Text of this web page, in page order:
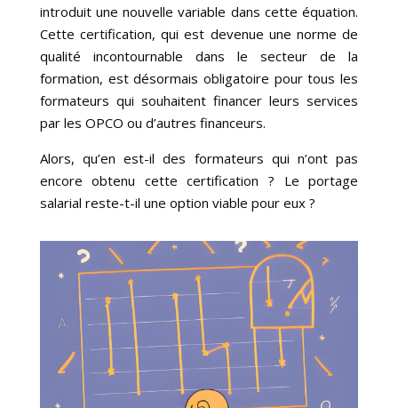
introduit une nouvelle variable dans cette équation.
Cette certification, qui est devenue une norme de
qualité incontournable dans le secteur de la
formation, est désormais obligatoire pour tous les
formateurs qui souhaitent financer leurs services
par les OPCO ou d’autres financeurs.
Alors, qu’en est-il des formateurs qui n’ont pas
encore obtenu cette certification ? Le portage
salarial reste-t-il une option viable pour eux ?